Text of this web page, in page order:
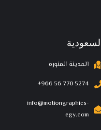
السعودية
المدينة المنورة
‪+966 56 770 5274‬
info@motiongraphics-
egy.com